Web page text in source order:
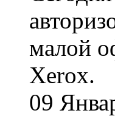
малой
Xerox.
09